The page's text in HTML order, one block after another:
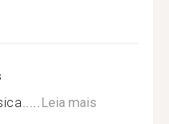
Leia mais